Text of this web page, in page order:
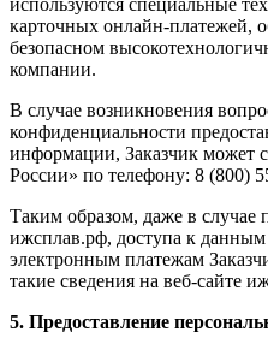
карточных онлайн-платежей,
безопасном
компании.
В случае возникновения
конфиденциальности
информации, Заказчик может
России» по телефону: 8 (800)
Таким образом, даже в случае
ижсплав.рф, доступа к данным
электронным платежам
такие сведения на веб-сайте
5. Предоставление